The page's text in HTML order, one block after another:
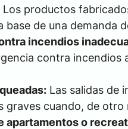
Los productos
base de una demanda
incendios
contra incendios
Las salidas de
graves cuando, de
apartamentos o